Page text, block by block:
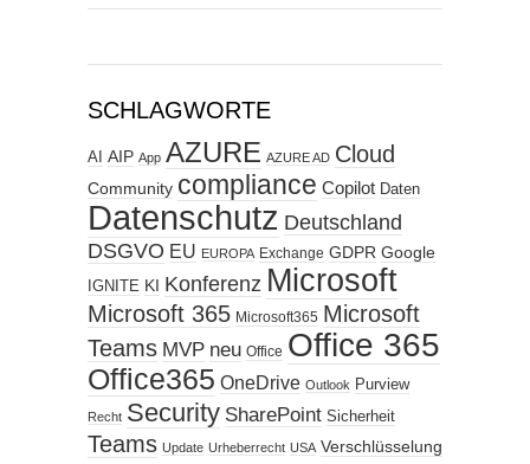
SCHLAGWORTE
AI AIP App AZURE AZURE AD Cloud
Community compliance Copilot Daten
Datenschutz Deutschland
DSGVO EU EUROPA Exchange GDPR Google
IGNITE KI Konferenz Microsoft
Microsoft 365 Microsoft365 Microsoft
Teams MVP neu Office Office 365
Office365 OneDrive Outlook Purview
Recht Security SharePoint Sicherheit
Teams Update Urheberrecht USA Verschlüsselung